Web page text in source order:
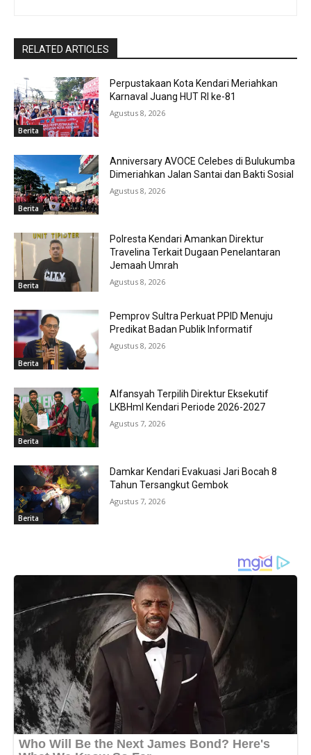
RELATED ARTICLES
Berita
Perpustakaan Kota Kendari Meriahkan
Karnaval Juang HUT RI ke-81
Agustus 8, 2026
Berita
Anniversary AVOCE Celebes di Bulukumba
Dimeriahkan Jalan Santai dan Bakti Sosial
Agustus 8, 2026
Berita
Polresta Kendari Amankan Direktur
Travelina Terkait Dugaan Penelantaran
Jemaah Umrah
Agustus 8, 2026
Berita
Pemprov Sultra Perkuat PPID Menuju
Predikat Badan Publik Informatif
Agustus 8, 2026
Berita
Alfansyah Terpilih Direktur Eksekutif
LKBHmI Kendari Periode 2026-2027
Agustus 7, 2026
Berita
Damkar Kendari Evakuasi Jari Bocah 8
Tahun Tersangkut Gembok
Agustus 7, 2026